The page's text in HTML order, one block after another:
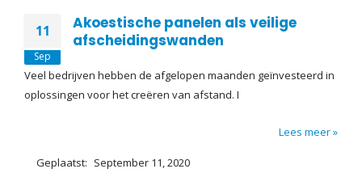
11
Sep
Akoestische panelen als veilige
afscheidingswanden
Veel bedrijven hebben de afgelopen maanden geïnvesteerd in
oplossingen voor het creëren van afstand. I
Lees meer »
Geplaatst: September 11, 2020